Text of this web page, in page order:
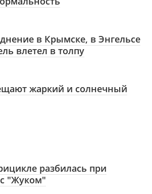
в Крымске, в Энгельсе
влетел в толпу
жаркий и солнечный
разбилась при
"Жуком"